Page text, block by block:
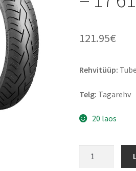
121.95€
Rehvitüüp:
Telg: Tagarehv
20 laos